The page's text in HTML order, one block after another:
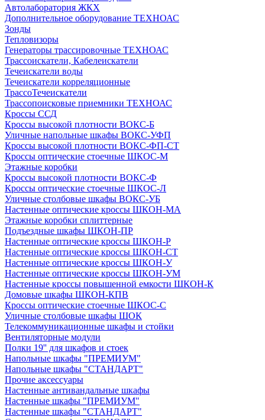
Автолаборатория ЖКХ
Дополнительное оборудование ТЕХНОАС
Зонды
Тепловизоры
Генераторы трассировочные ТЕХНОАС
Трассоискатели, Кабелеискатели
Течеискатели воды
Течеискатели корреляционные
ТрассоТечеискатели
Трассопоисковые приемники ТЕХНОАС
Кроссы ССД
Кроссы высокой плотности ВОКС-Б
Уличные напольные шкафы ВОКС-УФП
Кроссы высокой плотности ВОКС-ФП-СТ
Кроссы оптические стоечные ШКОС-М
Этажные коробки
Кроссы высокой плотности ВОКС-Ф
Кроссы оптические стоечные ШКОС-Л
Уличные столбовые шкафы ВОКС-УБ
Настенные оптические кроссы ШКОН-МА
Этажные коробки сплиттерные
Подъездные шкафы ШКОН-ПР
Настенные оптические кроссы ШКОН-Р
Настенные оптические кроссы ШКОН-СТ
Настенные оптические кроссы ШКОН-У
Настенные оптические кроссы ШКОН-УМ
Настенные кроссы повышенной емкости ШКОН-К
Домовые шкафы ШКОН-КПВ
Кроссы оптические стоечные ШКОС-С
Уличные столбовые шкафы ШОК
Телекоммуникационные шкафы и стойки
Вентиляторные модули
Полки 19'' для шкафов и стоек
Напольные шкафы "ПРЕМИУМ"
Напольные шкафы "СТАНДАРТ"
Прочие аксессуары
Настенные антивандальные шкафы
Настенные шкафы "ПРЕМИУМ"
Настенные шкафы "СТАНДАРТ"